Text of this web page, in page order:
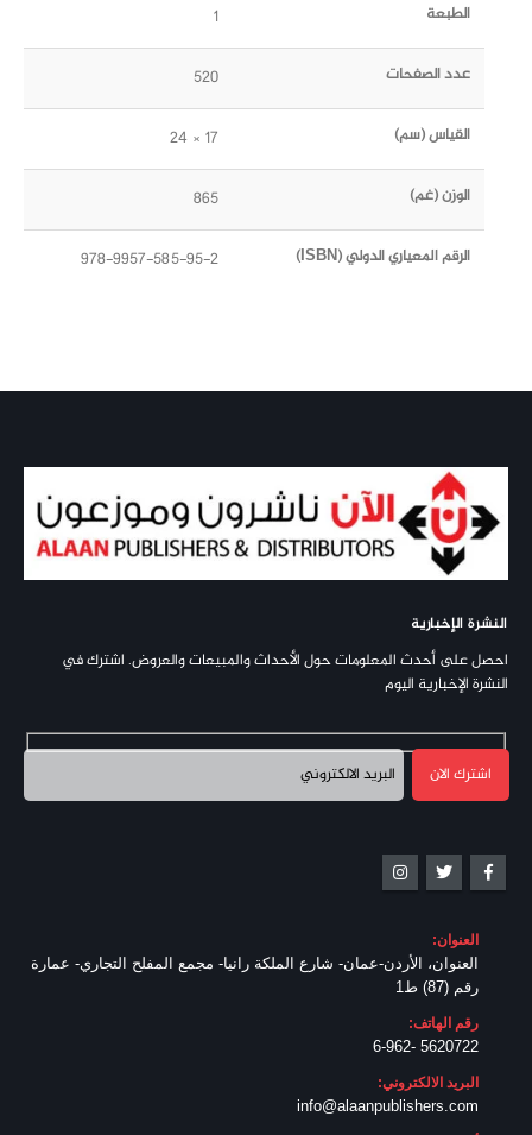
الطبعة 1
عدد الصفحات 520
القياس (سم) 17 × 24
الوزن (غم) 865
الرقم المعياري الدولي (ISBN) 978-9957-585-95-2
النشرة الإخبارية
احصل على أحدث المعلومات حول الأحداث والمبيعات والعروض. اشترك في
النشرة الإخبارية اليوم
العنوان:
العنوان، الأردن-عمان- شارع الملكة رانيا- مجمع المفلح التجاري- عمارة
رقم (87) ط1
رقم الهاتف:
5620722 -6-962
البريد الالكتروني:
info@alaanpublishers.com